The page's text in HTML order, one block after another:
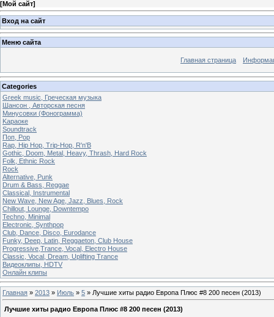
[Мой сайт]
Вход на сайт
Меню сайта
Главная страница
Categories
Greek music, Греческая музыка
Шансон , Авторская песня
Минусовки (Фонограмма)
Kараоке
Soundtrack
Поп, Pop
Rap, Hip Hop, Trip-Hop, R'n'B
Gothic, Doom, Metal, Heavy, Thrash, Hard Rock
Folk, Ethnic Rock
Rock
Alternative, Punk
Drum & Bass, Reggae
Classical, Instrumental
New Wave, New Age, Jazz, Blues, Rock
Chillout, Lounge, Downtempo
Techno, Minimal
Electronic, Synthpop
Club, Dance, Disco, Eurodance
Funky, Deep, Latin, Reggaeton, Club House
Progressive,Trance, Vocal, Electro House
Classic, Vocal, Dream, Uplifting Trance
Видеоклипы, HDTV
Oнлайн клипы
Главная » 2013 » Июль » 5 » Лучшие хиты радио Европа Плюс #8 200 песен (2013)
Лучшие хиты радио Европа Плюс #8 200 песен (2013)